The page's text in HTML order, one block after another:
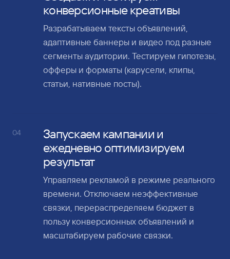
конверсионные креативы
Разрабатываем тексты объявлений,
адаптивные баннеры и видео под разные
сегменты аудитории. Тестируем гипотезы,
офферы и форматы (карусели, клипы,
статьи, нативные посты).
04
Запускаем кампании и
ежедневно оптимизируем
результат
Управляем рекламой в режиме реального
времени. Отключаем неэффективные
связки, перераспределяем бюджет в
пользу конверсионных объявлений и
масштабируем рабочие связки.